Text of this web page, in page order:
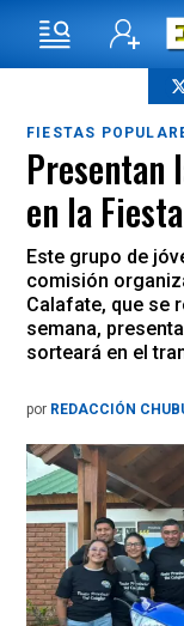
FIESTAS
Presentan
en la
Este grupo de
comisión
Calafate, que se
semana,
sorteará en el
por REDACCIÓN